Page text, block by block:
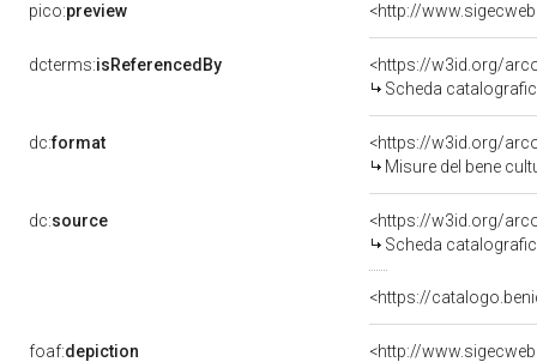
pico:preview
dcterms:isReferencedBy
<https://w3id.org/
Scheda
dc:format
<https://w3id.org/
Misure del bene
dc:source
<https://w3id.org/
Scheda
<https://
foaf:depiction